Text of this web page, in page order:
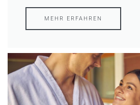
MEHR ERFAHREN